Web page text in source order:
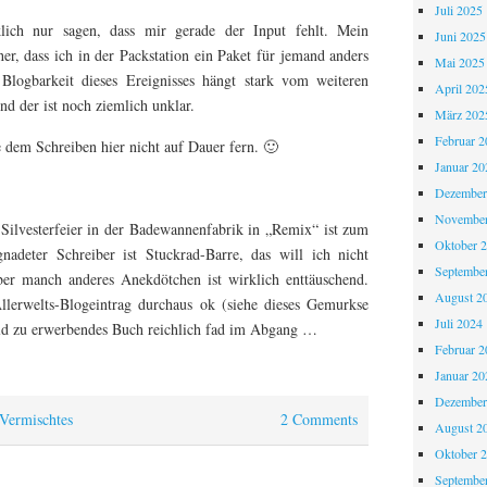
nur sagen, dass mir gerade der Input fehlt. Mein
dass ich in der Packstation ein Paket für jemand anders
dieses Ereignisses hängt stark vom weiteren
der ist noch ziemlich unklar.
Schreiben hier nicht auf Dauer fern. 🙂
in der Badewannenfabrik in „Remix“ ist zum
Schreiber ist Stuckrad-Barre, das will ich nicht
manch anderes Anekdötchen ist wirklich enttäuschend.
Blogeintrag durchaus ok (siehe dieses Gemurkse
zu erwerbendes Buch reichlich fad im Abgang …
2 Comments
Vermischtes
Juli 2025
Juni 2025
Mai 2025
April
März
Februar
Januar
Oktober
August
Juli 2024
Februar
Januar
August
Oktober